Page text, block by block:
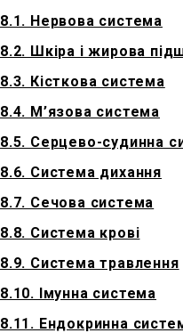
8.1. Нервова система
8.2. Шкіра і жирова
8.3. Кісткова система
8.4. М’язова система
8.5. Серцево-судинна
8.6. Система дихання
8.7. Сечова система
8.8. Система крові
8.9. Система травлення
8.10. Імунна система
8.11. Ендокринна